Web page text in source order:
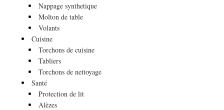
Nappage synthetique
Molton de table
Volants
Cuisine
Torchons de cuisine
Tabliers
Torchons de nettoyage
Santé
Protection de lit
Alèzes